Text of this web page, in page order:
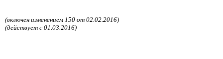
(включен изменением 150 от 02.02.2016)
(действует с 01.03.2016)